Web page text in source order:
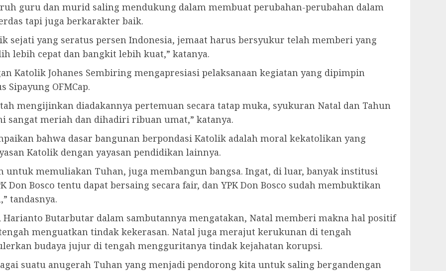
guru dan murid saling mendukung dalam membuat perubahan-perubahan dalam
tapi juga berkarakter baik.
sejati yang seratus persen Indonesia, jemaat harus bersyukur telah memberi yang
lebih cepat dan bangkit lebih kuat,” katanya.
Katolik Johanes Sembiring mengapresiasi pelaksanaan kegiatan yang dipimpin
OFMCap.
mengijinkan diadakannya pertemuan secara tatap muka, syukuran Natal dan Tahun
sangat meriah dan dihadiri ribuan umat,” katanya.
bahwa dasar bangunan berpondasi Katolik adalah moral kekatolikan yang
Katolik dengan yayasan pendidikan lainnya.
untuk memuliakan Tuhan, juga membangun bangsa. Ingat, di luar, banyak institusi
Don Bosco tentu dapat bersaing secara fair, dan YPK Don Bosco sudah membuktikan
tandasnya.
Butarbutar dalam sambutannya mengatakan, Natal memberi makna hal positif
menguatkan tindak kekerasan. Natal juga merajut kerukunan di tengah
budaya jujur di tengah mengguritanya tindak kejahatan korupsi.
suatu anugerah Tuhan yang menjadi pendorong kita untuk saling bergandengan